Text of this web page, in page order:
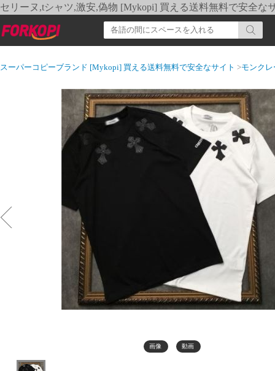
セリーヌ,tシャツ,激安,偽物 [Mykopi] 買える送料無料で安全な
スーパーコピーブランド [Mykopi] 買える送料無料で安全なサイト >モンク
画像 動画